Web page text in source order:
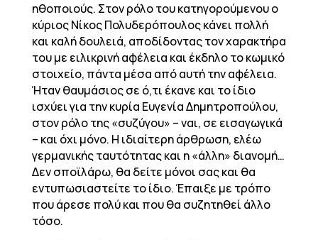
ηθοποιούς. Στον ρόλο του κατηγορούμενου ο
κύριος Νίκος Πολυδερόπουλος κάνει πολλή
και καλή δουλειά, αποδίδοντας τον χαρακτήρα
του με ειλικρινή αφέλεια και έκδηλο το κωμικό
στοιχείο, πάντα μέσα από αυτή την αφέλεια.
Ήταν θαυμάσιος σε ό,τι έκανε και το ίδιο
ισχύει για την κυρία Ευγενία Δημητροπούλου,
στον ρόλο της «συζύγου» – ναι, σε εισαγωγικά
– και όχι μόνο. Η ιδιαίτερη άρθρωση, ελέω
γερμανικής ταυτότητας και η «άλλη» διανομή…
Δεν σποϊλάρω, θα δείτε μόνοι σας και θα
εντυπωσιαστείτε το ίδιο. Έπαιξε με τρόπο
που άρεσε πολύ και που θα συζητηθεί άλλο
τόσο.